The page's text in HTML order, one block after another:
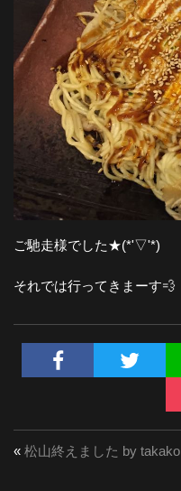
ご馳走様でした★(*'▽'*)
それでは行ってきまーす💨
« 松山終えました by takako